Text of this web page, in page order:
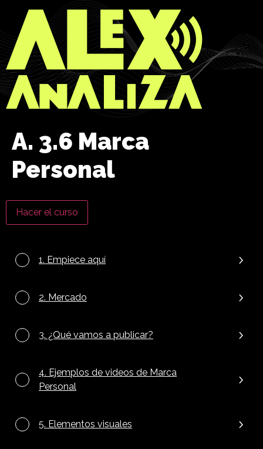
A. 3.6 Marca
Personal
Hacer el curso
1. Empiece aquí
2. Mercado
3. ¿Qué vamos a publicar?
4. Ejemplos de videos de Marca
Personal
5. Elementos visuales